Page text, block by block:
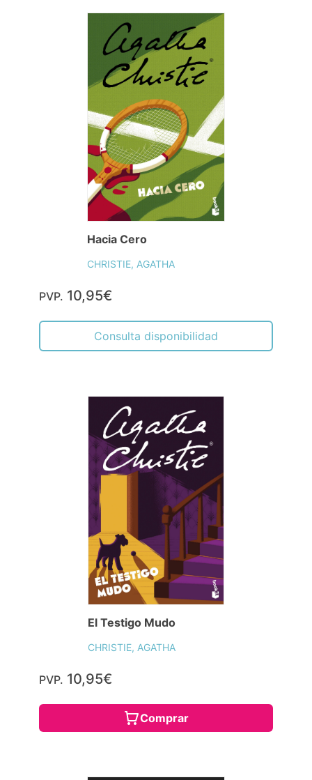
Hacia Cero
CHRISTIE, AGATHA
PVP. 10,95€
Consulta disponibilidad
El Testigo Mudo
CHRISTIE, AGATHA
PVP. 10,95€
Comprar